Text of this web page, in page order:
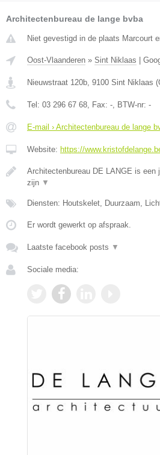
Architectenbureau de lange bvba
Niet gevestigd in de plaats Marcourt
Oost-Vlaanderen » Sint Niklaas
Nieuwstraat 120b 9100 Sint Niklaas (
Tel: 03 296 67 68 , Fax: - , BTW-nr: -
E-mail › Architectenbureau de lange
Website: https://
Architectenbureau DE LANGE is een
zijn ▼
Diensten: Houtskelet, Duurzaam,
Er wordt gewerkt op afspraak.
Laatste facebook posts ▼
Sociale media: